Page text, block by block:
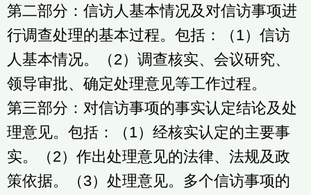
第二部分：信访人基本情况及对信访事项进
行调查处理的基本过程。包括：（1）信访
人基本情况。（2）调查核实、会议研究、
领导审批、确定处理意见等工作过程。
第三部分：对信访事项的事实认定结论及处
理意见。包括：（1）经核实认定的主要事
实。（2）作出处理意见的法律、法规及政
策依据。（3）处理意见。多个信访事项的